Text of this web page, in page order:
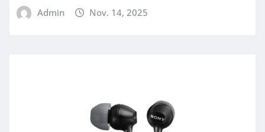
Admin Nov. 14, 2025